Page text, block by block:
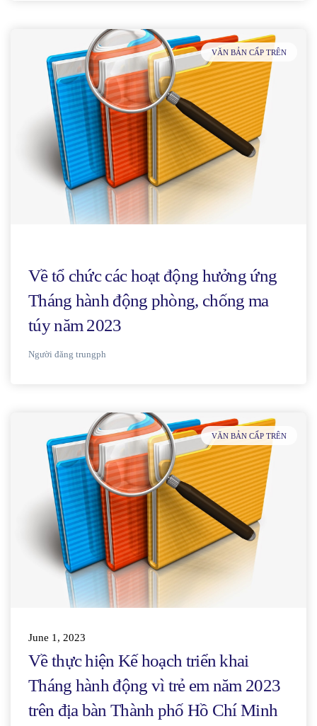
VĂN BẢN CẤP TRÊN
Về tổ chức các hoạt động hưởng ứng
Tháng hành động phòng, chống ma
túy năm 2023
Người đăng trungph
VĂN BẢN CẤP TRÊN
June 1, 2023
Về thực hiện Kế hoạch triển khai
Tháng hành động vì trẻ em năm 2023
trên địa bàn Thành phố Hồ Chí Minh